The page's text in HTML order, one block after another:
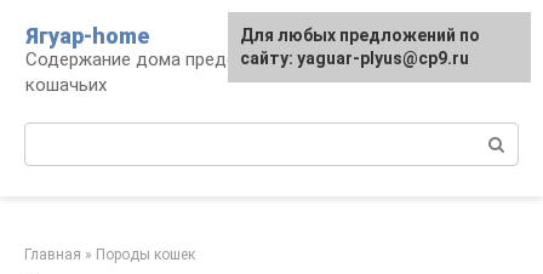
контенту
Ягуар-home
Содержание дома представителей семейства
кошачьих
Главная » Породы кошек
Для любых предложений по
сайту: yaguar-plyus@cp9.ru